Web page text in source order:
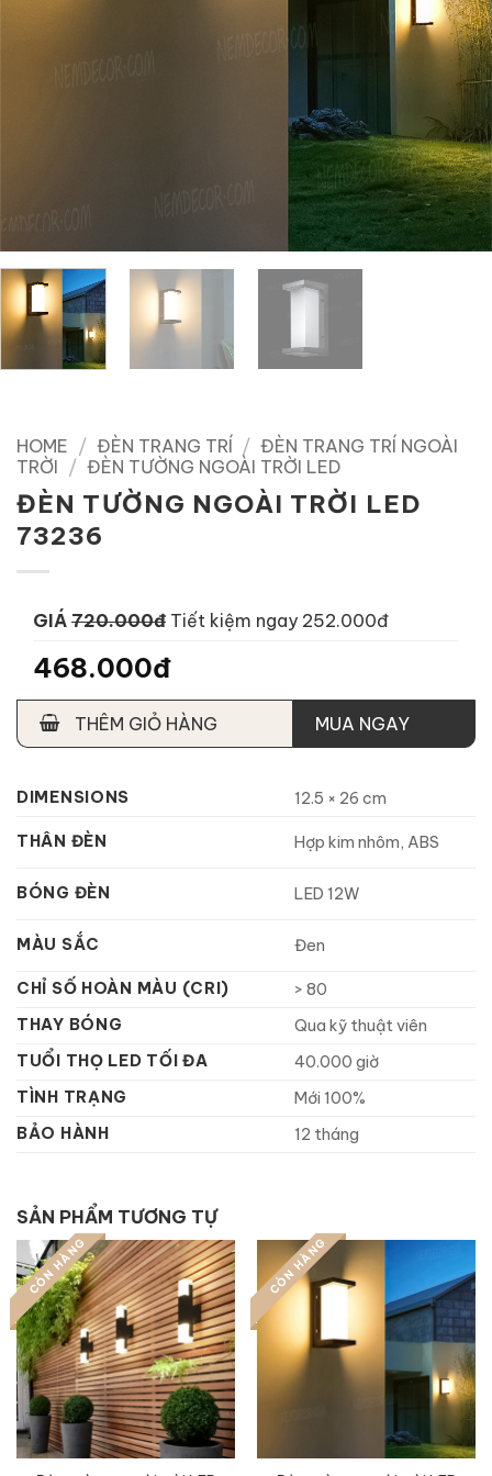
HOME / ĐÈN TRANG TRÍ / ĐÈN TRANG TRÍ NGOÀI
TRỜI / ĐÈN TƯỜNG NGOÀI TRỜI LED
ĐÈN TƯỜNG NGOÀI TRỜI LED
73236
GIÁ 720.000đ Tiết kiệm ngay 252.000đ
468.000đ
THÊM GIỎ HÀNG MUA NGAY
DIMENSIONS 12.5 × 26 cm
THÂN ĐÈN Hợp kim nhôm, ABS
BÓNG ĐÈN LED 12W
MÀU SẮC Đen
CHỈ SỐ HOÀN MÀU (CRI)
> 80
THAY BÓNG
Qua kỹ thuật viên
TUỔI THỌ LED TỐI ĐA
40.000 giờ
TÌNH TRẠNG
Mới 100%
BẢO HÀNH
12 tháng
SẢN PHẨM TƯƠNG TỰ
CÒN HÀNG CÒN HÀNG